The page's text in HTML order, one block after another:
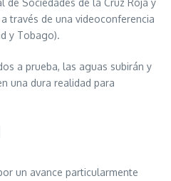
a través de una videoconferencia
y Tobago).
a prueba, las aguas subirán y
una dura realidad para
un avance particularmente